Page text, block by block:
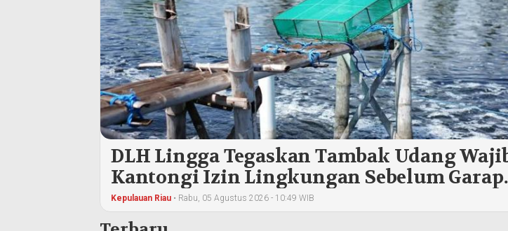
DLH Lingga Tegaskan Tambak Udang
Kantongi Izin Lingkungan Sebelum Garap
Lahan
Kepulauan Riau • Rabu, 05 Agustus 2026 - 10:49 WIB